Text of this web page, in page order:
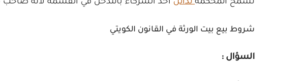
تسمح المحكمةلدائن أحد الشركاء بالتدخل في القسمة لأنه
شروط بيع بيت الورثة في القانون الكويتي
السؤال :